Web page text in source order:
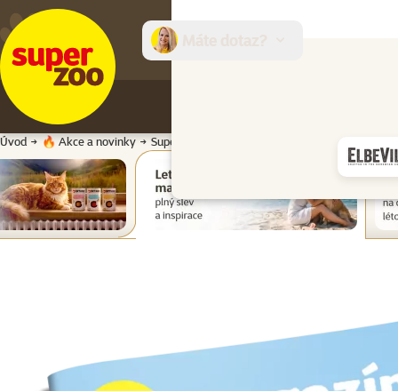
Úvod 🔥 Akce a novinky Super zoo magazín léto 2026